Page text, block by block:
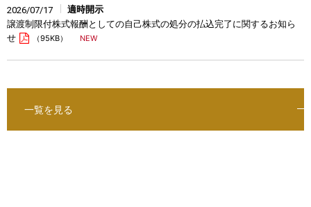
2026/07/17
適時開示
譲渡制限付株式報酬としての自己株式の処分の払込完了に関するお知ら
せ
（95KB）
一覧を見る